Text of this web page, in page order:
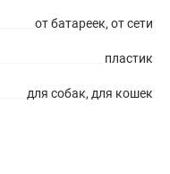
от батареек, от сети
пластик
для собак, для кошек